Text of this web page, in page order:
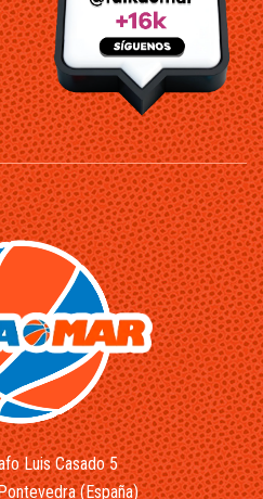
Luis Casado 5
(España)